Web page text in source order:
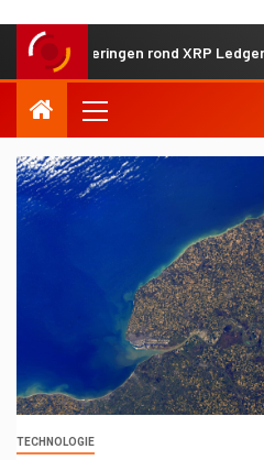
rond XRP Ledger
TECHNOLOGIE